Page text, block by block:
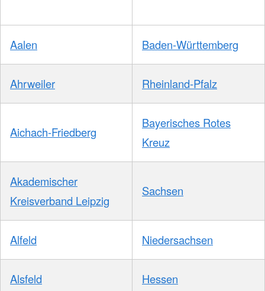
Aalen Baden-Württemberg
Ahrweiler Rheinland-Pfalz
Aichach-Friedberg
Bayerisches Rotes
Kreuz
Akademischer
Kreisverband Leipzig
Sachsen
Alfeld Niedersachsen
Alsfeld Hessen